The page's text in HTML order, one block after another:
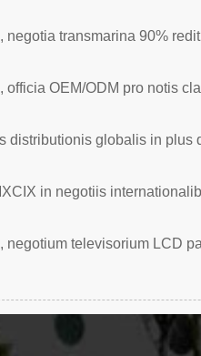
negotia transmarina 90%
officia OEM/ODM pro notis
distributionis globalis in plus
in negotiis
negotium televisorium LCD